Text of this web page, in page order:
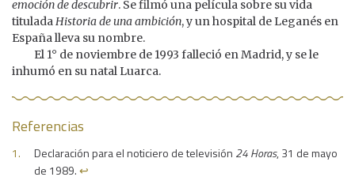
emoción de descubrir. Se filmó una película sobre su vida
tituladaHistoria de una ambición, y un hospital de Leganés en
España lleva su nombre.
El 1° de noviembre de 1993 falleció en Madrid, y se le
inhumó en su natal Luarca.
Referencias
Declaración para el noticiero de televisión 24 Horas, 31 de mayo
de 1989.↩︎